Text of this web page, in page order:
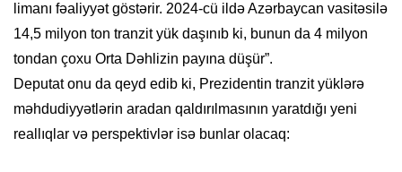
limanı fəaliyyət göstərir. 2024-cü ildə Azərbaycan vasitəsilə
14,5 milyon ton tranzit yük daşınıb ki, bunun da 4 milyon
tondan çoxu Orta Dəhlizin payına düşür”.
Deputat onu da qeyd edib ki, Prezidentin tranzit yüklərə
məhdudiyyətlərin aradan qaldırılmasının yaratdığı yeni
reallıqlar və perspektivlər isə bunlar olacaq: